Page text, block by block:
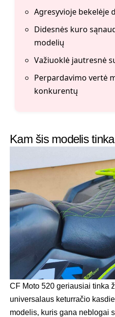
Agresyvioje bekelėje
Didesnės kuro
modelių
Važiuoklė jautresnė
Perpardavimo vertė
konkurentų
Kam šis modelis
CF Moto 520 geriausiai tinka
universalaus keturračio
modelis, kuris gana neblogai